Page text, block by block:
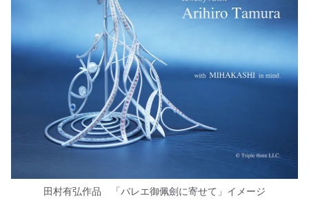
田村有弘作品 「バレエ御佩劍に寄せて」イメージ